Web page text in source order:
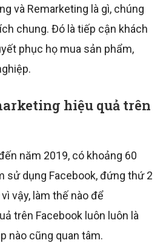
và Remarketing là gì, chúng
chung. Đó là tiếp cận khách
phục họ mua sản phẩm,
hiệu quả trên
năm 2019, có khoảng 60
sử dụng Facebook, đứng thứ 2
vậy, làm thế nào để
trên Facebook luôn luôn là
nào cũng quan tâm.